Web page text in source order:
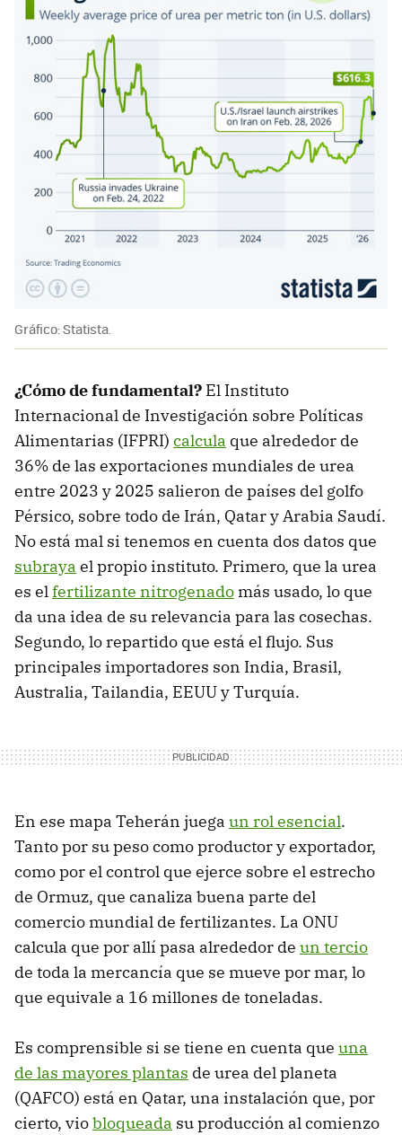
Gráfico: Statista.
¿Cómo de fundamental? El Instituto
Internacional de Investigación sobre Políticas
Alimentarias (IFPRI) calcula que alrededor de
36% de las exportaciones mundiales de urea
entre 2023 y 2025 salieron de países del golfo
Pérsico, sobre todo de Irán, Qatar y Arabia Saudí.
No está mal si tenemos en cuenta dos datos que
subraya el propio instituto. Primero, que la urea
es elfertilizante nitrogenado más usado, lo que
da una idea de su relevancia para las cosechas.
Segundo, lo repartido que está el flujo. Sus
principales importadores son India, Brasil,
Australia, Tailandia, EEUU y Turquía.
En ese mapa Teherán juega un rol esencial.
Tanto por su peso como productor y exportador,
como por el control que ejerce sobre el estrecho
de Ormuz, que canaliza buena parte del
comercio mundial de fertilizantes. La ONU
calcula que por allí pasa alrededor de un tercio
de toda la mercancía que se mueve por mar, lo
que equivale a 16 millones de toneladas.
Es comprensible si se tiene en cuenta que una
de las mayores plantas de urea del planeta
(QAFCO) está en Qatar, una instalación que, por
cierto, viobloqueada su producción al comienzo